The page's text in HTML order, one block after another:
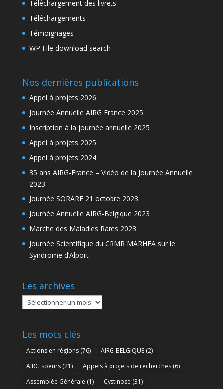
Téléchargement des livrets
Téléchargements
Témoignages
WP File download search
Nos dernières publications
Appel à projets 2026
Journée Annuelle AIRG France 2025
Inscription à la journée annuelle 2025
Appel à projets 2025
Appel à projets 2024
35 ans AIRG-France – Vidéo de la Journée Annuelle
2023
Journée SORARE 21 octobre 2023
Journée Annuelle AIRG-Belgique 2023
Marche des Maladies Rares 2023
Journée Scientifique du CRMR MARHEA sur le
Syndrome d’Alport
Les archives
Les
archives
Les mots clés
Actions en régions(76) AIRG-BELGIQUE(2)
AIRG soeurs(21) Appels à projets de recherches(6)
Assemblée Générale (1) Cystinose (31)